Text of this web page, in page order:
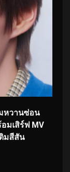
หวานซ่อน
อมเสิร์ฟ MV
มสีสัน